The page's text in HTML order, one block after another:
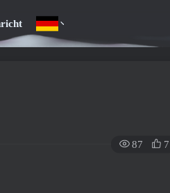
87 7